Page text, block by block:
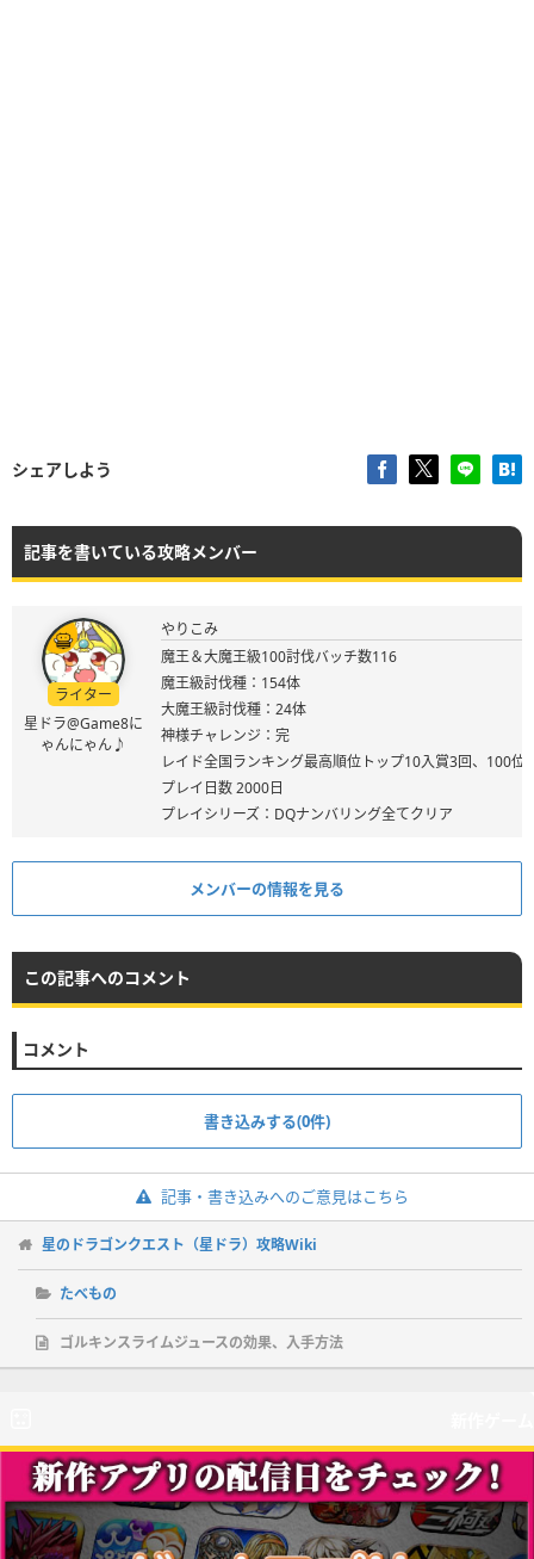
シェアしよう
記事を書いている攻略メンバー
ライター
星ドラ@Game8に
ゃんにゃん♪
やりこみ
魔王＆大魔王級100討伐バッチ数116
魔王級討伐種：154体
大魔王級討伐種：24体
神様チャレンジ：完
レイド全国ランキング最高順位トップ10入賞3回、100位
プレイ日数 2000日
プレイシリーズ：DQナンバリング全てクリア
メンバーの情報を見る
この記事へのコメント
コメント
書き込みする(0件)
記事・書き込みへのご意見はこちら
星のドラゴンクエスト（星ドラ）攻略Wiki
たべもの
ゴルキンスライムジュースの効果、入手方法